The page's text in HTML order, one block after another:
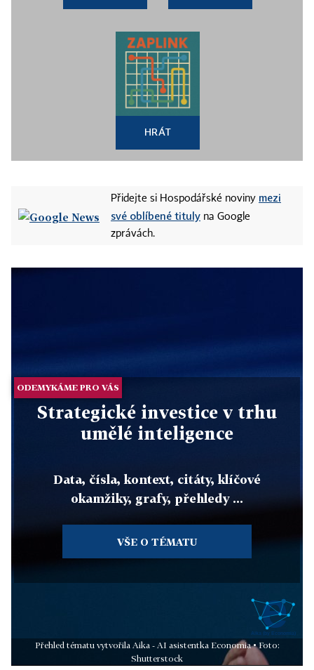
HRÁT
Přidejte si Hospodářské noviny mezi
své oblíbené tituly na Google
zprávách.
ODEMYKÁME PRO VÁS
Strategické investice v trhu
umělé inteligence
Data, čísla, kontext, citáty, klíčové
okamžiky, grafy, přehledy ...
VŠE O TÉMATU
Přehled tématu vytvořila Aika - AI asistentka Economia • Foto:
Shutterstock